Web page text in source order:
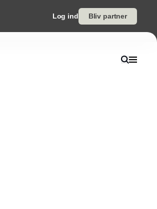
Log ind Bliv partner